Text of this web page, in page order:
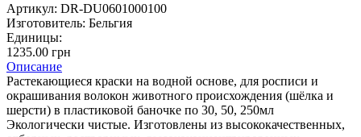
Артикул: DR-DU0601000100
Изготовитель: Бельгия
Единицы:
1235.00 грн
Описание
Растекающиеся краски на водной основе, для росписи и
окрашивания волокон животного происхождения (шёлка и
шерсти) в пластиковой баночке по 30, 50, 250мл
Экологически чистые. Изготовлены из высококачественных,